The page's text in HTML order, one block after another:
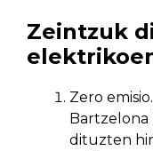
Zeintzuk
Zero
dituzten